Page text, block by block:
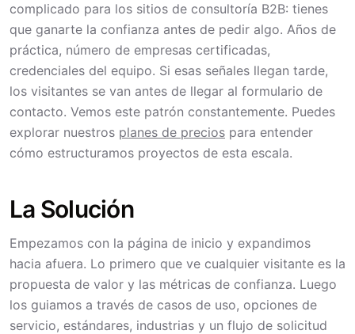
complicado para los sitios de consultoría B2B: tienes
que ganarte la confianza antes de pedir algo. Años de
práctica, número de empresas certificadas,
credenciales del equipo. Si esas señales llegan tarde,
los visitantes se van antes de llegar al formulario de
contacto. Vemos este patrón constantemente. Puedes
explorar nuestros planes de precios para entender
cómo estructuramos proyectos de esta escala.
La Solución
Empezamos con la página de inicio y expandimos
hacia afuera. Lo primero que ve cualquier visitante es la
propuesta de valor y las métricas de confianza. Luego
los guiamos a través de casos de uso, opciones de
servicio, estándares, industrias y un flujo de solicitud